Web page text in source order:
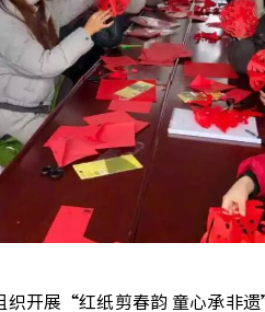
开展“红纸剪春韵 童心承非遗